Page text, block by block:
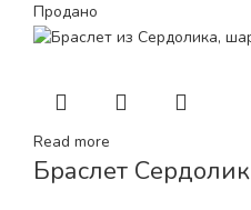
Продано
Read more
Браслет Сердолик